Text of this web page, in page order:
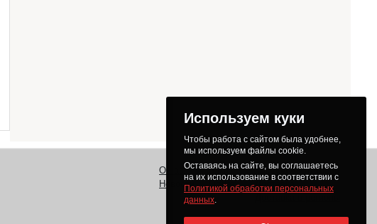
О нас
Новости
Заказ
Оплата
Как получить товар
Доставка
Используем куки
Чтобы работа с сайтом была удобнее,
мы используем файлы cookie.
Оставаясь на сайте, вы соглашаетесь
на их использование в соответствии с
Политикой обработки персональных
данных.